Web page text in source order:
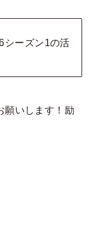
シーズン1の活